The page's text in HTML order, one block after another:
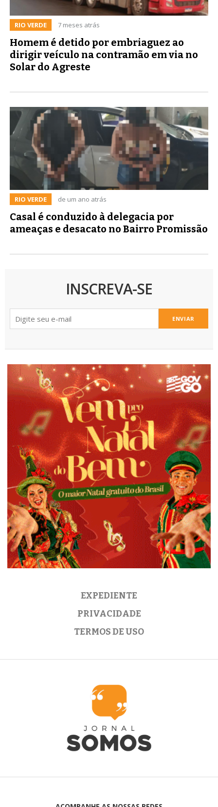
RIO VERDE 7 meses atrás
Homem é detido por embriaguez ao
dirigir veículo na contramão em via no
Solar do Agreste
RIO VERDE de um ano atrás
Casal é conduzido à delegacia por
ameaças e desacato no Bairro Promissão
INSCREVA-SE
ENVIAR
EXPEDIENTE
PRIVACIDADE
TERMOS DE USO